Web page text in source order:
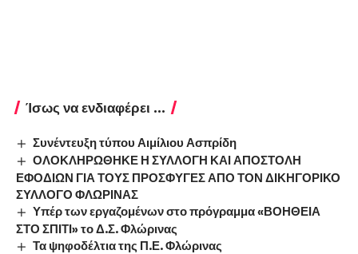
Ίσως να ενδιαφέρει ...
Συνέντευξη τύπου Αιμίλιου Ασπρίδη
ΟΛΟΚΛΗΡΩΘΗΚΕ Η ΣΥΛΛΟΓΗ ΚΑΙ ΑΠΟΣΤΟΛΗ
ΕΦΟΔΙΩΝ ΓΙΑ ΤΟΥΣ ΠΡΟΣΦΥΓΕΣ ΑΠΟ ΤΟΝ ΔΙΚΗΓΟΡΙΚΟ
ΣΥΛΛΟΓΟ ΦΛΩΡΙΝΑΣ
Υπέρ των εργαζομένων στο πρόγραμμα «ΒΟΗΘΕΙΑ
ΣΤΟ ΣΠΙΤΙ» το Δ.Σ. Φλώρινας
Τα ψηφοδέλτια της Π.Ε. Φλώρινας